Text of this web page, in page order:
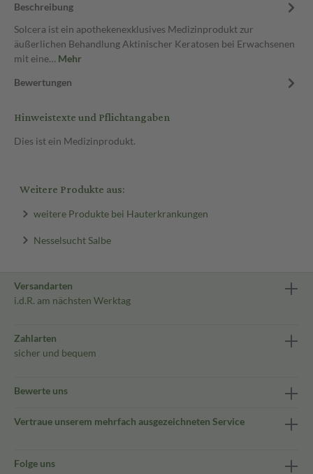
Beschreibung
Solcera ist ein apothekenexklusives Medizinprodukt zur
äußerlichen Behandlung Aktinischer Keratosen bei Erwachsenen
mit eine… Mehr
Bewertungen
Hinweistexte und Pflichtangaben
Dies ist ein Medizinprodukt.
Weitere Produkte aus:
weitere Produkte bei Hauterkrankungen
Nesselsucht Salbe
Versandarten
i.d.R. am nächsten Werktag
Zahlarten
sicher und bequem
Bewerte uns
Vertraue unserem mehrfach ausgezeichneten Service
Folge uns